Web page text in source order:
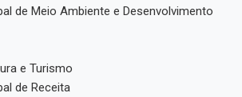
de Meio Ambiente e Desenvolvimento
e Turismo
de Receita